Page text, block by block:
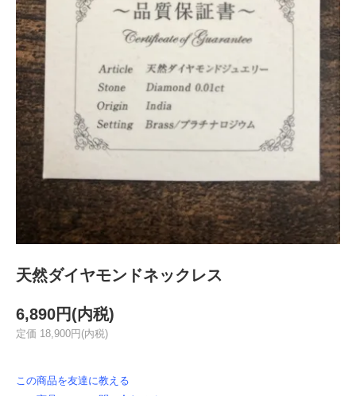
天然ダイヤモンドネックレス
6,890円(内税)
定価 18,900円(内税)
この商品を友達に教える